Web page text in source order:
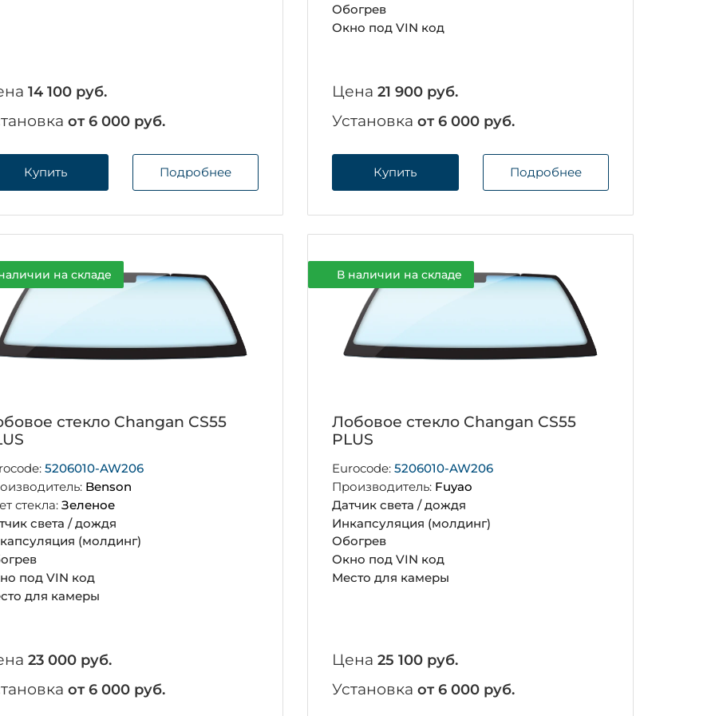
14 100 руб.
от 6 000 руб.
Купить Подробнее
Обогрев
Окно под VIN код
Цена21 900 руб.
Установкаот 6 000 руб.
Купить Подробнее
на складе
стекло Changan CS55
5206010-AW206
Benson
стекла: Зеленое
света / дождя
(молдинг)
под VIN код
для камеры
23 000 руб.
от 6 000 руб.
В наличии на складе
Лобовое стекло Changan CS55
PLUS
Eurocode:5206010-AW206
Производитель: Fuyao
Датчик света / дождя
Инкапсуляция (молдинг)
Обогрев
Окно под VIN код
Место для камеры
Цена25 100 руб.
Установкаот 6 000 руб.